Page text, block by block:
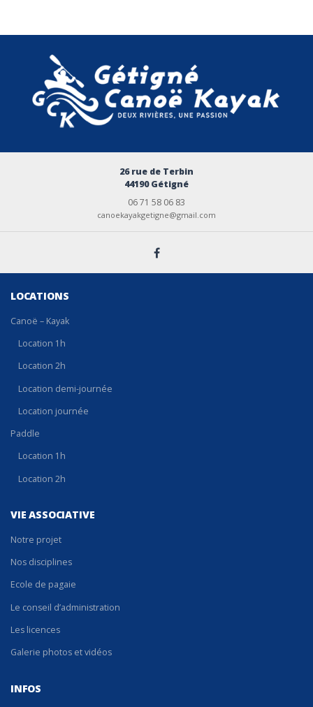
26 rue de Terbin
44190 Gétigné
06 71 58 06 83
canoekayakgetigne@gmail.com
LOCATIONS
Canoë – Kayak
Location 1h
Location 2h
Location demi-journée
Location journée
Paddle
Location 1h
Location 2h
VIE ASSOCIATIVE
Notre projet
Nos disciplines
Ecole de pagaie
Le conseil d’administration
Les licences
Galerie photos et vidéos
INFOS